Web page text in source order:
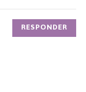
RESPONDER